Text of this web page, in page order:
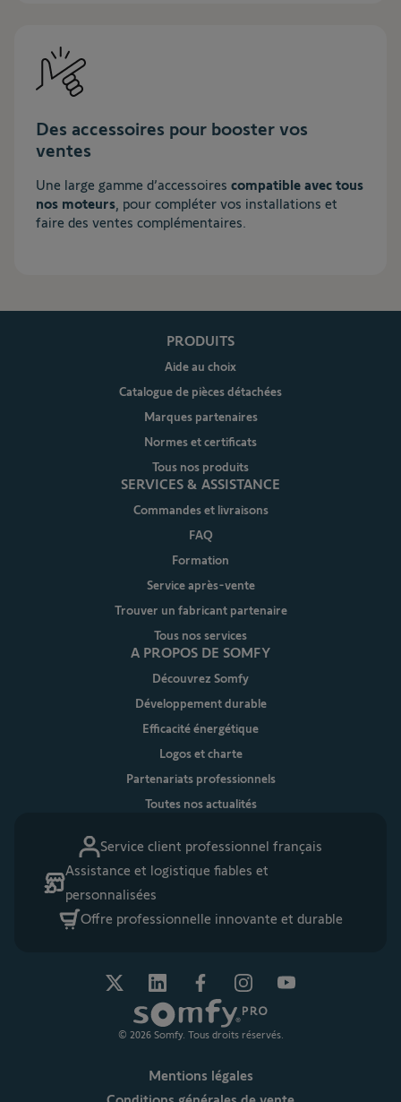
Des accessoires pour booster vos
ventes
Une large gamme d’accessoires compatible avec tous
nos moteurs, pour compléter vos installations et
faire des ventes complémentaires.
© 2026 Somfy. Tous droits réservés.
Service client professionnel français
Assistance et logistique fiables et
personnalisées
Offre professionnelle innovante et durable
PRODUITS
Aide au choix
Catalogue de pièces détachées
Marques partenaires
Normes et certificats
Tous nos produits
SERVICES & ASSISTANCE
Commandes et livraisons
FAQ
Formation
Service après-vente
Trouver un fabricant partenaire
Tous nos services
A PROPOS DE SOMFY
Découvrez Somfy
Développement durable
Efficacité énergétique
Logos et charte
Partenariats professionnels
Toutes nos actualités
Mentions légales